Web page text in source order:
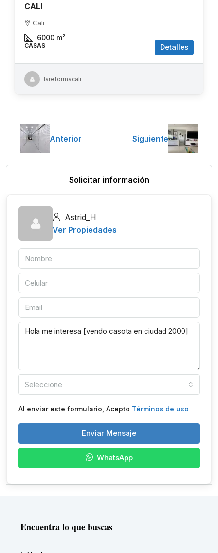
CALI
Cali
6000 m²
CASAS Detalles
lareformacali
Anterior Siguiente
Solicitar información
Astrid_H
Ver Propiedades
Seleccione
Al enviar este formulario, Acepto Términos de uso
Enviar Mensaje
WhatsApp
Encuentra lo que buscas